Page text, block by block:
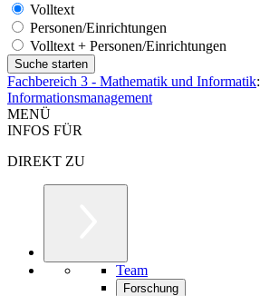
Volltext
Personen/Einrichtungen
Volltext + Personen/Einrichtungen
Fachbereich 3 - Mathematik und Informatik:
Informationsmanagement
MENÜ
INFOS FÜR
DIREKT ZU
Team
Forschung